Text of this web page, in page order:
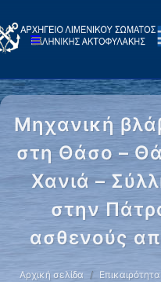
Μηχανική
στη Θάσο –
Χανιά –
στην
ασθενούς
Αρχική σελίδα Επικαιρότητα